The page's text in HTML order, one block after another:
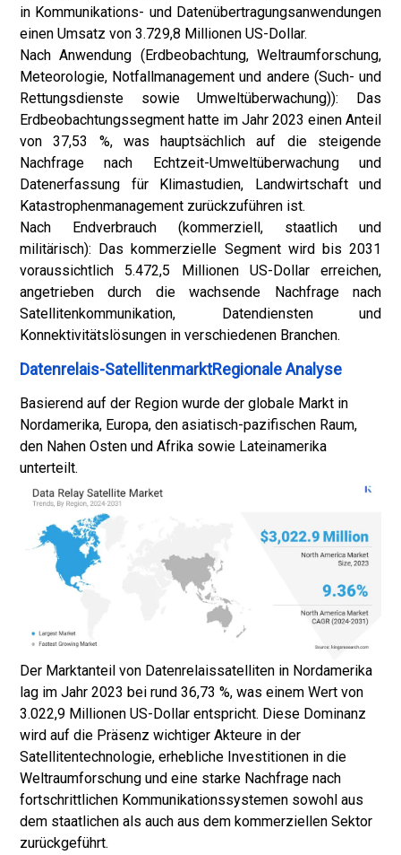
in Kommunikations- und Datenübertragungsanwendungen
einen Umsatz von 3.729,8 Millionen US-Dollar.
Nach Anwendung (Erdbeobachtung, Weltraumforschung,
Meteorologie, Notfallmanagement und andere (Such- und
Rettungsdienste sowie Umweltüberwachung)): Das
Erdbeobachtungssegment hatte im Jahr 2023 einen Anteil
von 37,53 %, was hauptsächlich auf die steigende
Nachfrage nach Echtzeit-Umweltüberwachung und
Datenerfassung für Klimastudien, Landwirtschaft und
Katastrophenmanagement zurückzuführen ist.
Nach Endverbrauch (kommerziell, staatlich und
militärisch): Das kommerzielle Segment wird bis 2031
voraussichtlich 5.472,5 Millionen US-Dollar erreichen,
angetrieben durch die wachsende Nachfrage nach
Satellitenkommunikation, Datendiensten und
Konnektivitätslösungen in verschiedenen Branchen.
Datenrelais-SatellitenmarktRegionale Analyse
Basierend auf der Region wurde der globale Markt in
Nordamerika, Europa, den asiatisch-pazifischen Raum,
den Nahen Osten und Afrika sowie Lateinamerika
unterteilt.
Der Marktanteil von Datenrelaissatelliten in Nordamerika
lag im Jahr 2023 bei rund 36,73 %, was einem Wert von
3.022,9 Millionen US-Dollar entspricht. Diese Dominanz
wird auf die Präsenz wichtiger Akteure in der
Satellitentechnologie, erhebliche Investitionen in die
Weltraumforschung und eine starke Nachfrage nach
fortschrittlichen Kommunikationssystemen sowohl aus
dem staatlichen als auch aus dem kommerziellen Sektor
zurückgeführt.